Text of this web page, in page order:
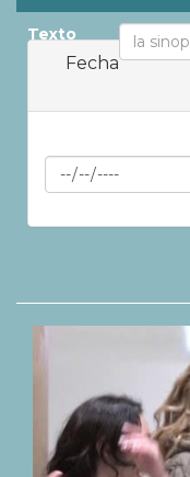
Texto
Fecha